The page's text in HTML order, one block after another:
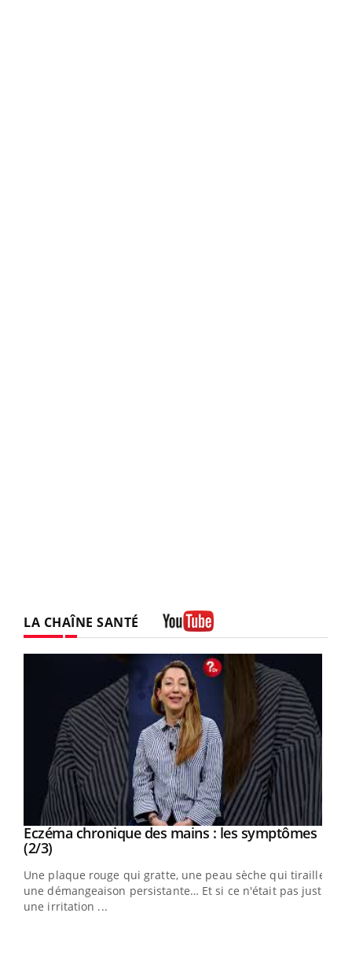
LA CHAÎNE SANTÉ
Youtube
Eczéma chronique des mains : les symptômes
(2/3)Youtube
Une plaque rouge qui gratte, une peau sèche qui tiraille,
une démangeaison persistante… Et si ce n'était pas juste
une irritation ...